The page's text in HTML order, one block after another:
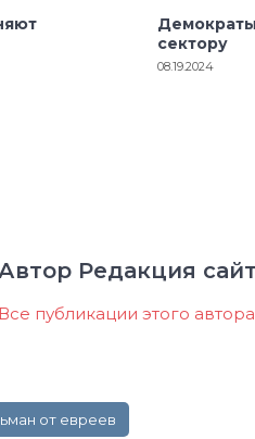
сектору
08.19.2024
Редакция
Все публикации этого автора
от евреев